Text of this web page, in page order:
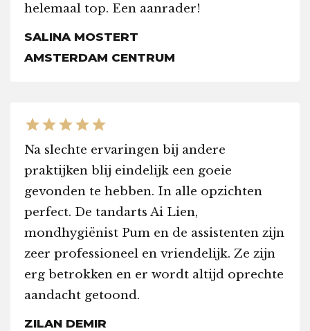
helemaal top. Een aanrader!
SALINA MOSTERT
AMSTERDAM CENTRUM
starstarstarstarstar
Na slechte ervaringen bij andere
praktijken blij eindelijk een goeie
gevonden te hebben. In alle opzichten
perfect. De tandarts Ai Lien,
mondhygiënist Pum en de assistenten zijn
zeer professioneel en vriendelijk. Ze zijn
erg betrokken en er wordt altijd oprechte
aandacht getoond.
ZILAN DEMIR